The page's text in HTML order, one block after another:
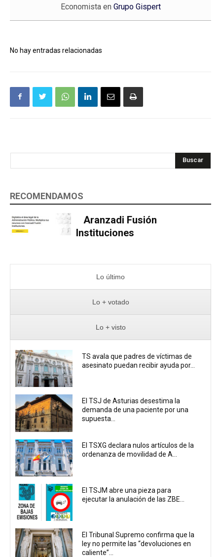
Economista en Grupo Gispert
No hay entradas relacionadas
Buscar
RECOMENDAMOS
Aranzadi Fusión
Instituciones
Lo último
Lo + votado
Lo + visto
TS avala que padres de víctimas de
asesinato puedan recibir ayuda por...
El TSJ de Asturias desestima la
demanda de una paciente por una
supuesta...
El TSXG declara nulos artículos de la
ordenanza de movilidad de A...
El TSJM abre una pieza para
ejecutar la anulación de las ZBE...
El Tribunal Supremo confirma que la
ley no permite las “devoluciones en
caliente”...